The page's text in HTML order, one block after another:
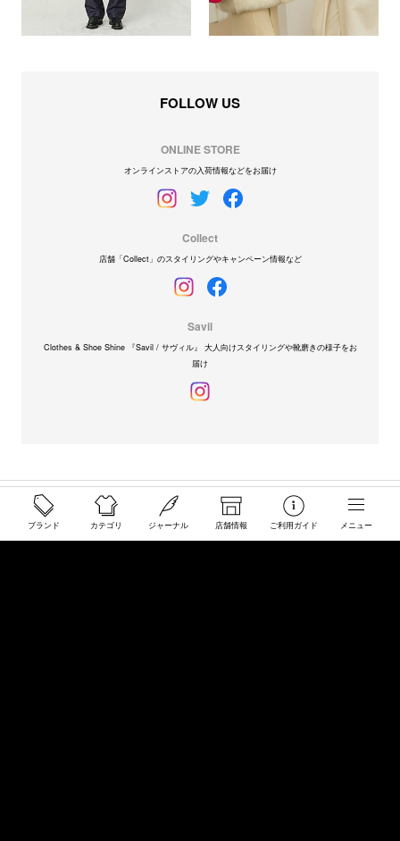
ブランド カテゴリ ジャーナル 店舗情報 ご利用ガイド メニュー
FOLLOW US
ONLINE STORE
オンラインストアの入荷情報などをお届け
Collect
店舗「Collect」のスタイリングやキャンペーン情報など
Savil
Clothes & Shoe Shine 『Savil / サヴィル』 大人向けスタイリングや靴磨きの様子をお
届け
ご利用ガイド
配送と送料について